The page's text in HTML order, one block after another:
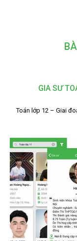
GIA SƯ
Toán lớp 12 – Giai